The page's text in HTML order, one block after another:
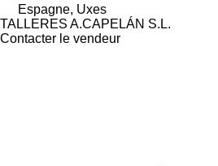
Espagne, Uxes
TALLERES A.CAPELÁN S.L.
Contacter le vendeur